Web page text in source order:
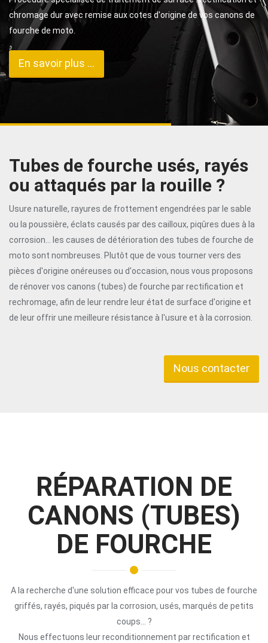
chromage dur avec remise aux cotes d'origine de vos canons de
fourche de moto.
En savoir plus ...
Tubes de fourche usés, rayés
ou attaqués par la rouille ?
Usure naturelle, rayures de frottement engendrées par le sable
ou la poussière, éclats causés par des cailloux, piqûres dues à la
corrosion... les causes de détérioration des tubes de fourche de
moto sont nombreuses. Plutôt que de vous tourner vers des
pièces d'origine onéreuses ou d'occasion, nous vous proposons
de rénover vos canons (tubes) de fourche par rectification et
rechromage, afin de leur rendre leur état de surface d'origine et
de leur offrir une meilleure résistance à l'usure et à la corrosion.
Nous contacter
RÉPARATION DE
CANONS (TUBES)
DE FOURCHE
A la recherche d'une solution efficace pour vos tubes de fourche
griffés, rayés, piqués par la corrosion, usés, marqués de petits
coups... ?
Nous effectuons leur reconditionnement par rectification et